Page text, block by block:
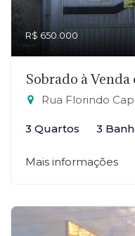
R$ 650.000
Sobrado à Venda
Rua Florindo
3 Quartos 3
Mais informações